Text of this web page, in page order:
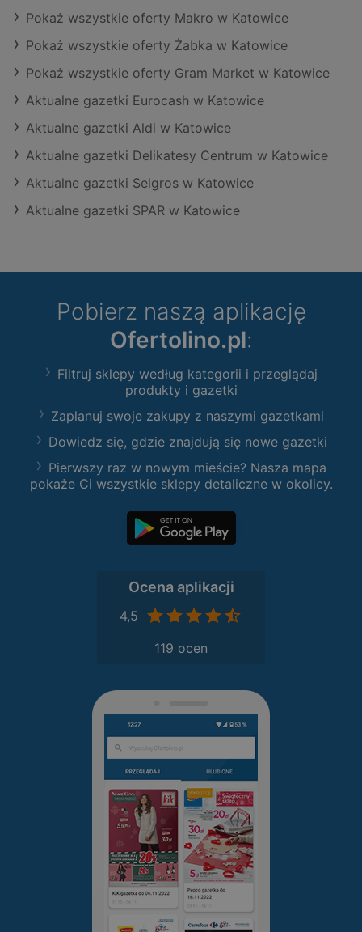
Pokaż wszystkie oferty Makro w Katowice
Pokaż wszystkie oferty Żabka w Katowice
Pokaż wszystkie oferty Gram Market w Katowice
Aktualne gazetki Eurocash w Katowice
Aktualne gazetki Aldi w Katowice
Aktualne gazetki Delikatesy Centrum w Katowice
Aktualne gazetki Selgros w Katowice
Aktualne gazetki SPAR w Katowice
Pobierz naszą aplikację
Ofertolino.pl:
Filtruj sklepy według kategorii i przeglądaj
produkty i gazetki
Zaplanuj swoje zakupy z naszymi gazetkami
Dowiedz się, gdzie znajdują się nowe gazetki
Pierwszy raz w nowym mieście? Nasza mapa
pokaże Ci wszystkie sklepy detaliczne w okolicy.
Ocena aplikacji
4,5
119 ocen